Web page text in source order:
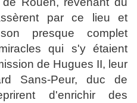
par ce lieu et
presque complet
qui s'y étaient
de Hugues II, leur
Sans-Peur, duc de
d'enrichir des